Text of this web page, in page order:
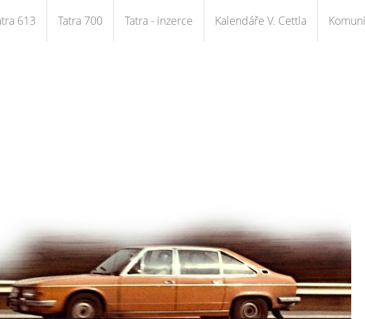
613 Tatra 700 Tatra - inzerce Kalendáře V. Cettla